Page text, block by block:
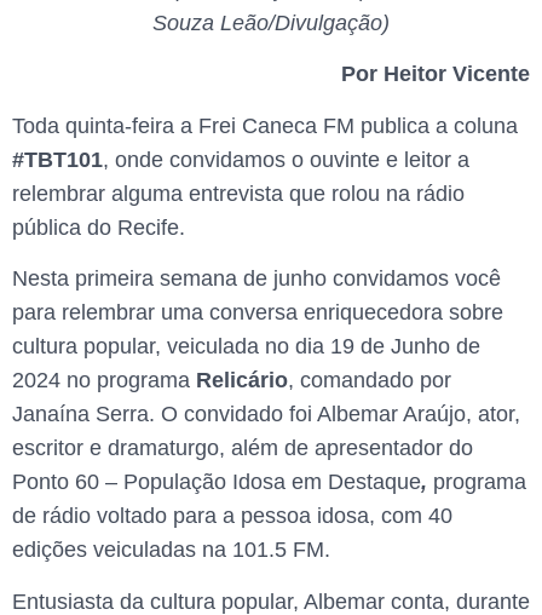
Souza Leão/Divulgação)
Por Heitor Vicente
Toda quinta-feira a Frei Caneca FM publica a coluna
#TBT101, onde convidamos o ouvinte e leitor a
relembrar alguma entrevista que rolou na rádio
pública do Recife.
Nesta primeira semana de junho convidamos você
para relembrar uma conversa enriquecedora sobre
cultura popular, veiculada no dia 19 de Junho de
2024 no programa Relicário, comandado por
Janaína Serra. O convidado foi Albemar Araújo, ator,
escritor e dramaturgo, além de apresentador do
Ponto 60 – População Idosa em Destaque, programa
de rádio voltado para a pessoa idosa, com 40
edições veiculadas na 101.5 FM.
Entusiasta da cultura popular, Albemar conta, durante